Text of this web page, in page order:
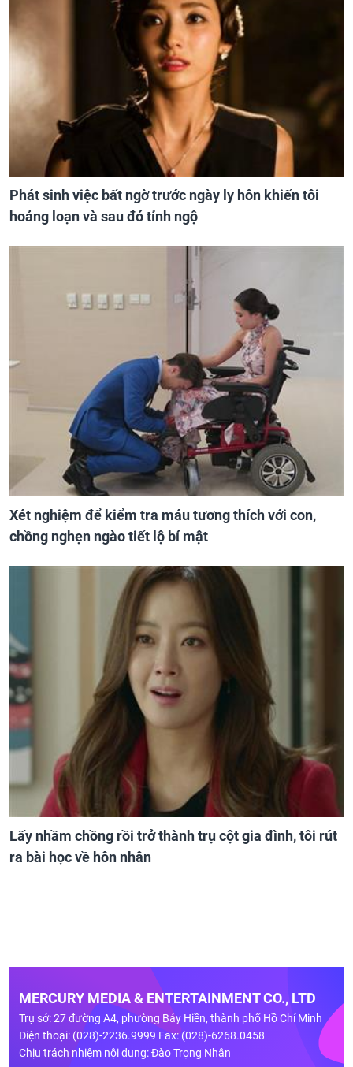
Phát sinh việc bất ngờ trước ngày ly hôn khiến tôi
hoảng loạn và sau đó tỉnh ngộ
Xét nghiệm để kiểm tra máu tương thích với con,
chồng nghẹn ngào tiết lộ bí mật
Lấy nhầm chồng rồi trở thành trụ cột gia đình, tôi rút
ra bài học về hôn nhân
MERCURY MEDIA & ENTERTAINMENT CO., LTD
Trụ sở: 27 đường A4, phường Bảy Hiền, thành phố Hồ Chí Minh
Điện thoại: (028)-2236.9999 Fax: (028)-6268.0458
Chịu trách nhiệm nội dung: Đào Trọng Nhân